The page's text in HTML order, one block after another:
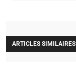
ARTICLES SIMILAIRES